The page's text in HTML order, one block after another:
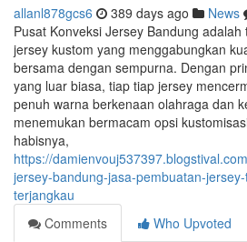
allanl878gcs6 389 days ago News
Pusat Konveksi Jersey Bandung
jersey kustom yang menggabungkan
bersama dengan sempurna. Dengan
yang luar biasa, tiap tiap jersey
penuh warna berkenaan olahraga dan
menemukan bermacam opsi
habisnya,
https://
jersey-bandung-jasa-pembuatan-
terjangkau
Comments
Who Upvoted